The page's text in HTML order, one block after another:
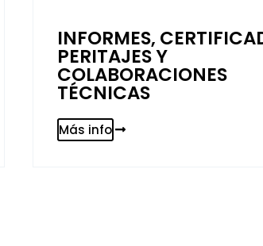
INFORMES,
PERITAJES Y
COLABORACIONES
TÉCNICAS
Más info